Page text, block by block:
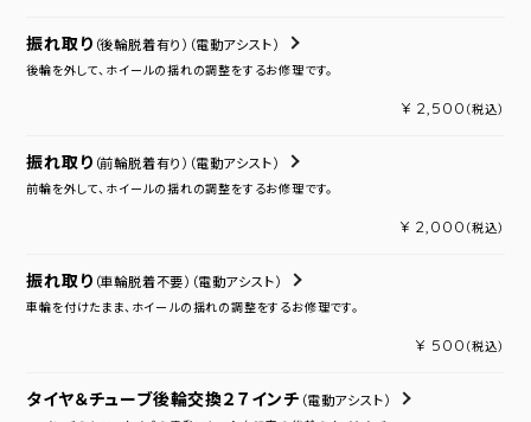
振れ取り （後輪脱着有り） （電動アシスト）
後輪を外して、ホイールの揺れの調整をするお修理です。
¥ 2,500 （税込）
振れ取り （前輪脱着有り） （電動アシスト）
前輪を外して、ホイールの揺れの調整をするお修理です。
¥ 2,000 （税込）
振れ取り （車輪脱着不要） （電動アシスト）
車輪を付けたまま、ホイールの揺れの調整をするお修理です。
¥ 500 （税込）
タイヤ＆チューブ後輪交換２７インチ （電動アシスト）